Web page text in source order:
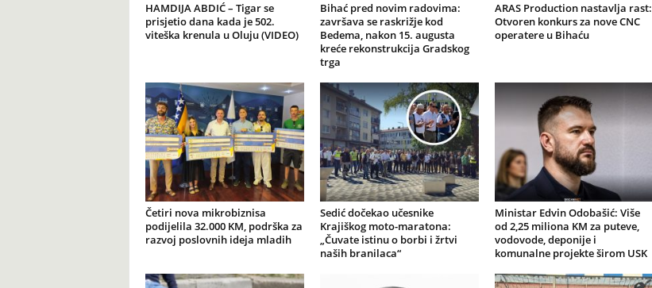
HAMDIJA ABDIĆ – Tigar se
prisjetio dana kada je 502.
viteška krenula u Oluju (VIDEO)
Bihać pred novim radovima:
završava se raskrižje kod
Bedema, nakon 15. augusta
kreće rekonstrukcija Gradskog
trga
ARAS Production nastavlja rast:
Otvoren konkurs za nove CNC
operatere u Bihaću
Četiri nova mikrobiznisa
podijelila 32.000 KM, podrška za
razvoj poslovnih ideja mladih
Sedić dočekao učesnike
Krajiškog moto-maratona:
„Čuvate istinu o borbi i žrtvi
naših branilaca“
Ministar Edvin Odobašić: Više
od 2,25 miliona KM za puteve,
vodovode, deponije i
komunalne projekte širom USK